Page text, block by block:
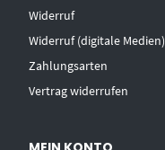
Widerruf
Widerruf (digitale Medien)
Zahlungsarten
Vertrag widerrufen